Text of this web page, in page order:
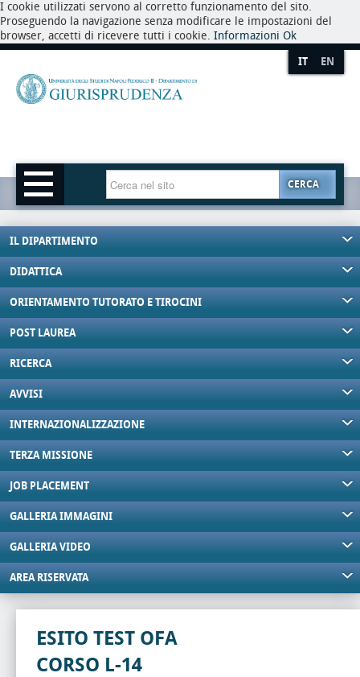
I cookie utilizzati servono al corretto funzionamento del sito.
Proseguendo la navigazione senza modificare le impostazioni del
browser, accetti di ricevere tutti i cookie. Informazioni Ok
IT EN
CERCA
IL DIPARTIMENTO
DIDATTICA
ORIENTAMENTO TUTORATO E TIROCINI
POST LAUREA
RICERCA
AVVISI
INTERNAZIONALIZZAZIONE
TERZA MISSIONE
JOB PLACEMENT
GALLERIA IMMAGINI
GALLERIA VIDEO
AREA RISERVATA
ESITO TEST OFA
CORSO L-14